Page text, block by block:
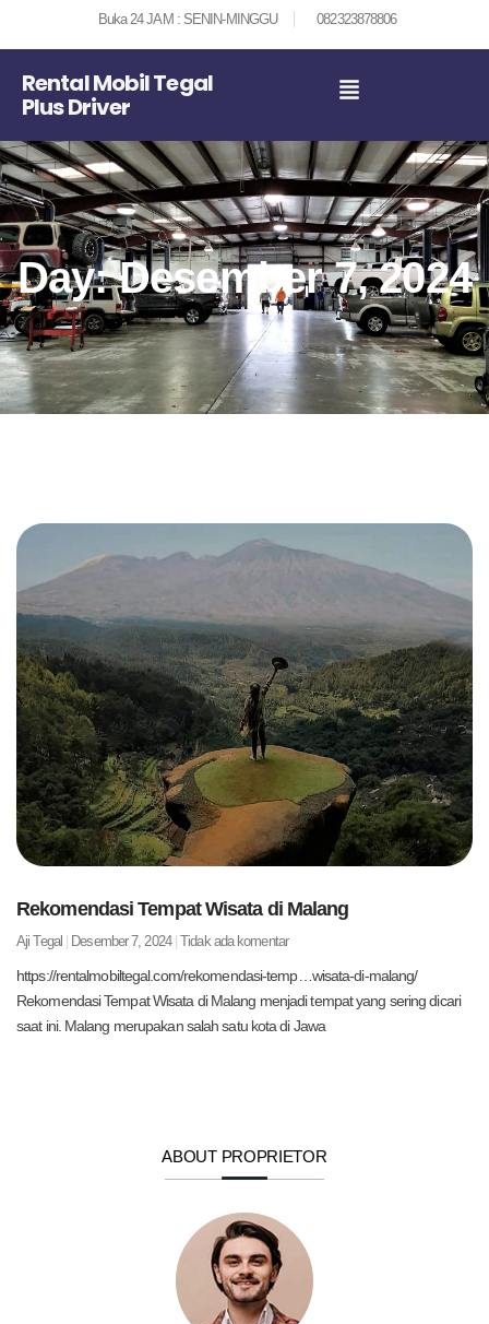
Buka 24 JAM : SENIN-MINGGU 082323878806
Rental Mobil Tegal
Plus Driver
Day: Desember 7, 2024
Rekomendasi Tempat Wisata di Malang
Aji Tegal Desember 7, 2024 Tidak ada komentar
https://rentalmobiltegal.com/rekomendasi-temp…wisata-di-malang/
Rekomendasi Tempat Wisata di Malang menjadi tempat yang sering dicari
saat ini. Malang merupakan salah satu kota di Jawa
ABOUT PROPRIETOR